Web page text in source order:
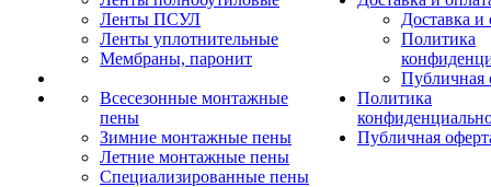
Ленты ПСУЛ
Ленты уплотнительные
Мембраны, паронит
Всесезонные монтажные
пены
Зимние монтажные пены
Летние монтажные пены
Специализированные пены
Доставка и
Политика
Публичная
Политика
Публичная